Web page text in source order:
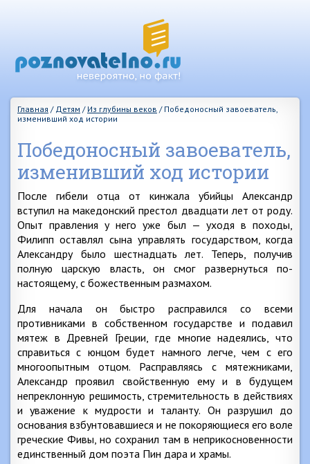
Главная / Детям / Из глубины веков / Победоносный завоеватель,
изменивший ход истории
Победоносный завоеватель,
изменивший ход истории
После гибели отца от кинжала убийцы Александр
вступил на македонский престол двадцати лет от роду.
Опыт правления у него уже был — уходя в походы,
Филипп оставлял сына управлять государством, когда
Александру было шестнадцать лет. Теперь, получив
полную царскую власть, он смог развернуться по-
настоящему, с божественным размахом.
Для начала он быстро расправился со всеми
противниками в собственном государстве и подавил
мятеж в Древней Греции, где многие надеялись, что
справиться с юнцом будет намного легче, чем с его
многоопытным отцом. Расправляясь с мятежниками,
Александр проявил свойственную ему и в будущем
непреклонную решимость, стремительность в действиях
и уважение к мудрости и таланту. Он разрушил до
основания взбунтовавшиеся и не покоряющиеся его воле
греческие Фивы, но сохранил там в неприкосновенности
единственный дом поэта Пин дара и храмы.